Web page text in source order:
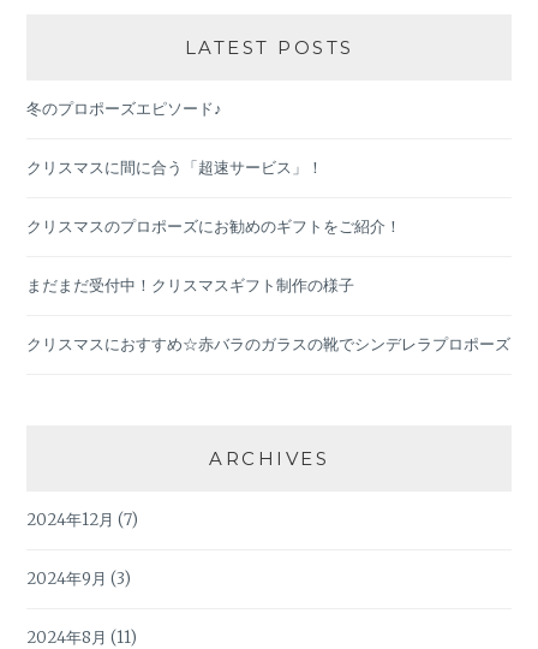
LATEST POSTS
冬のプロポーズエピソード♪
クリスマスに間に合う「超速サービス」！
クリスマスのプロポーズにお勧めのギフトをご紹介！
まだまだ受付中！クリスマスギフト制作の様子
クリスマスにおすすめ☆赤バラのガラスの靴でシンデレラプロポーズ
ARCHIVES
2024年12月 (7)
2024年9月 (3)
2024年8月 (11)